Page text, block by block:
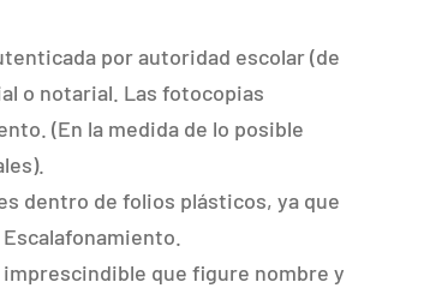
por autoridad escolar (de
o notarial. Las fotocopias
(En la medida de lo posible
dentro de folios plásticos, ya que
que figure nombre y